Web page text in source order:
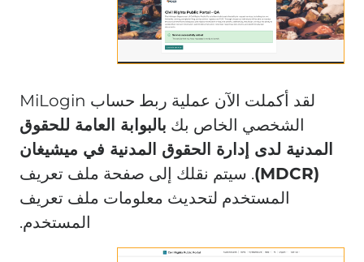
لقد أكملت الآن عملية ربط حساب MiLogin
الشخصي الخاص بك بالبوابة العامة للحقوق
المدنية لدى إدارة الحقوق المدنية في ميشيغان
(MDCR)
. سيتم نقلك إلى صفحة ملف تعريف
المستخدم لتحديث معلومات ملف تعريف
المستخدم.